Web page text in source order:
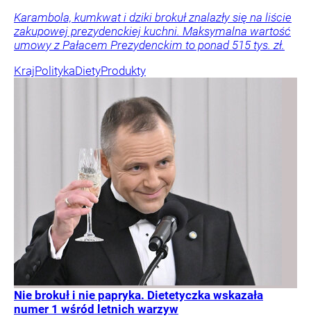
Karambola, kumkwat i dziki brokuł znalazły się na liście
zakupowej prezydenckiej kuchni. Maksymalna wartość
umowy z Pałacem Prezydenckim to ponad 515 tys. zł.
KrajPolitykaDietyProdukty
Nie brokuł i nie papryka. Dietetyczka wskazała
numer 1 wśród letnich warzyw